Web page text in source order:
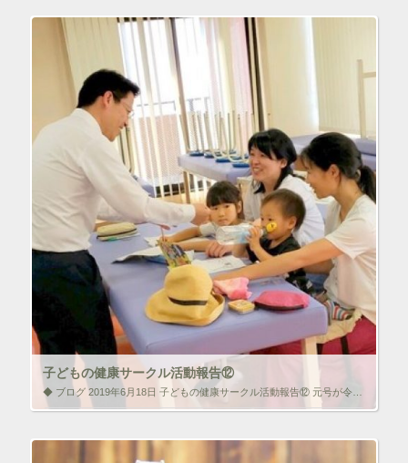
ン
ド
ウ
で
開
き
ま
す
)
クリック!!
リ
ッ
ク
し
i
t
e
r
で
共
有
新
し
い
ウ
で
開
き
ま
す
F
a
c
e
b
o
o
k
で
共
有
る
に
は
ク
リ
ッ
て
く
だ
さ
い
(
新
し
い
ウ
ン
子どもの健康サークル活動報告⑫
クリック!!